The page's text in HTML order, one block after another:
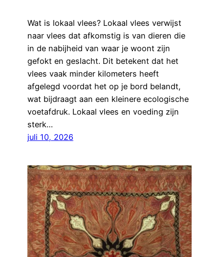
Wat is lokaal vlees? Lokaal vlees verwijst
naar vlees dat afkomstig is van dieren die
in de nabijheid van waar je woont zijn
gefokt en geslacht. Dit betekent dat het
vlees vaak minder kilometers heeft
afgelegd voordat het op je bord belandt,
wat bijdraagt aan een kleinere ecologische
voetafdruk. Lokaal vlees en voeding zijn
sterk…
juli 10, 2026